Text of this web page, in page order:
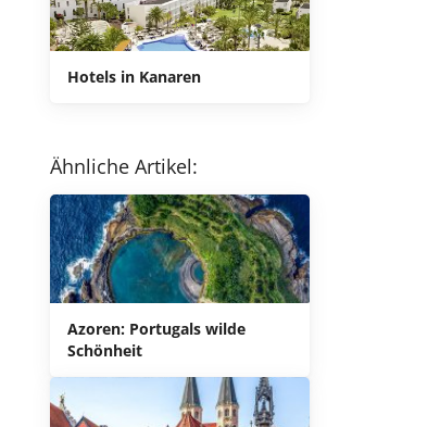
Hotels in Kanaren
Ähnliche Artikel:
Azoren: Portugals wilde
Schönheit